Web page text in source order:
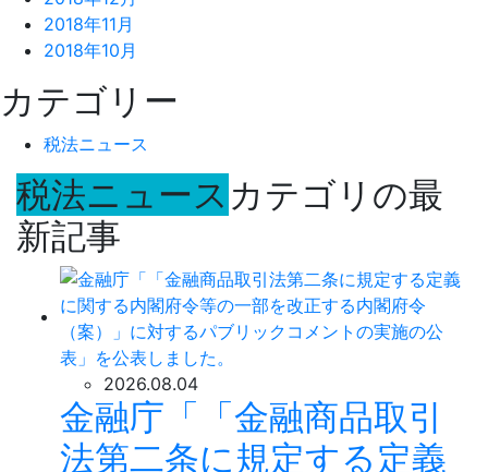
2018年11月
2018年10月
カテゴリー
税法ニュース
税法ニュース カテゴリの最
新記事
2026.08.04
金融庁「「金融商品取引
法第二条に規定する定義